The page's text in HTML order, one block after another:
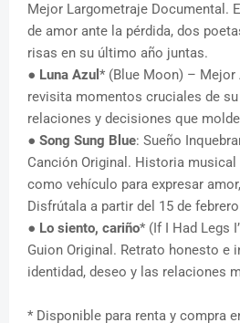
Mejor Largometraje Documental.
de amor ante la pérdida, dos
risas en su último año juntas.
● Luna Azul * (Blue Moon) – Mejor
revisita momentos cruciales de
relaciones y decisiones que
● Song Sung Blue: Sueño
Canción Original. Historia
como vehículo para expresar
Disfrútala a partir del 15 de
● Lo siento, cariño* (If I Had Legs
Guion Original. Retrato honesto e
identidad, deseo y las relaciones
* Disponible para renta y compra